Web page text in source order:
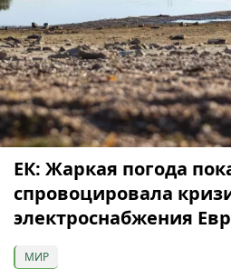
ЕК: Жаркая погода
спровоцировала
электроснабжения
МИР